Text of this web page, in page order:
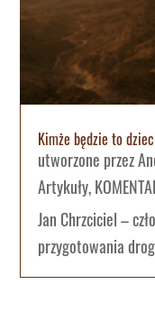
Kimże będzie to
utworzone przez
Artykuły,
Jan Chrzciciel –
przygotowania